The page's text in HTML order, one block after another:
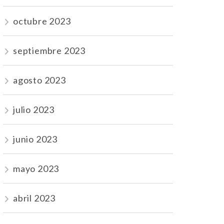
octubre 2023
septiembre 2023
agosto 2023
julio 2023
junio 2023
mayo 2023
abril 2023